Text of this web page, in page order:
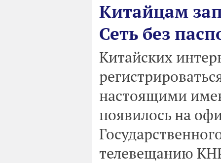
Китайцам
Сеть без
Китайских
настоящими
появилось на
телевещанию